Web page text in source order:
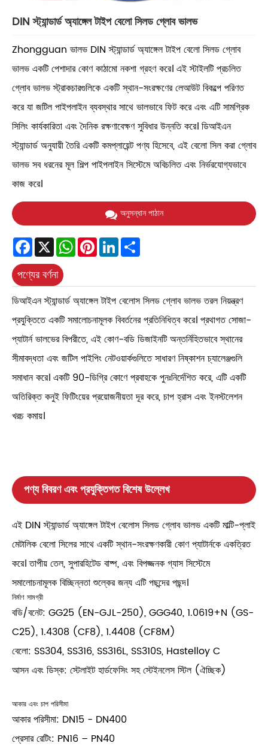
DIN স্ট্যান্ডার্ড অ্যাঙ্গেল টাইপ বেলো সিলড গ্লোব ভালভ
Zhongguan ভালভ DIN স্ট্যান্ডার্ড অ্যাঙ্গেল টাইপ বেলো সিলড গ্লোব
ভালভ একটি পেশাদার কোণ কাঠামো নকশা গ্রহণ করে। এই স্টাইলটি প্রচলিত
গ্লোব ভালভ স্ট্রাকচারগুলিকে একটি স্থান-সংরক্ষণের লেআউট বিকল্পে পরিণত
করে যা জটিল পাইপলাইন ব্যবস্থার সাথে ভালভাবে ফিট করে এবং এটি সামগ্রিক
সিলিং কার্যকারিতা এবং দৈনিক রক্ষণাবেক্ষণ সুবিধার উন্নতি করে। ডিআইএন
স্ট্যান্ডার্ড অনুযায়ী তৈরি একটি কমপ্লায়েন্ট পণ্য হিসেবে, এই বেলো সিল করা গ্লোব
ভালভ সব ধরনের মূল শিল্প পাইপলাইন সিস্টেমে অবিচলিত এবং নির্ভরযোগ্যভাবে
কাজ করে।
অনুসন্ধান পাঠান
Facebook
X WhatsAppPinterestLinkedIn
পণ্যের বর্ণনা
ডিআইএন স্ট্যান্ডার্ড অ্যাঙ্গেল টাইপ বেলোস সিলড গ্লোব ভালভ তরল নিয়ন্ত্রণ
প্রযুক্তিতে একটি সমালোচনামূলক বিবর্তনের প্রতিনিধিত্ব করে। প্রথাগত সোজা-
প্যাটার্ন ভালভের বিপরীতে, এই কোণ-বডি ডিজাইনটি অন্তর্নিহিতভাবে স্থানের
সীমাবদ্ধতা এবং জটিল পাইপিং নেটওয়ার্কগুলিতে সাধারণ নিষ্কাশন চ্যালেঞ্জগুলি
সমাধান করে। একটি 90-ডিগ্রি কোণে প্রবাহকে পুনঃনির্দেশিত করে, এটি একটি
অতিরিক্ত কনুই ফিটিংয়ের প্রয়োজনীয়তা দূর করে, চাপ হ্রাস এবং ইনস্টলেশন
খরচ কমায়।
পণ্য বিবরণ এবং প্রযুক্তিগত বিশেষ উল্লেখ
এই DIN স্ট্যান্ডার্ড অ্যাঙ্গেল টাইপ বেলোস সিলড গ্লোব ভালভ একটি মাল্টি-প্লাই
মেটালিক বেলো সিলের সাথে একটি স্থান-সংরক্ষণকারী কোণ প্যাটার্নকে একত্রিত
করে। তাপীয় তেল, সুপারহিটেড বাষ্প, এবং বিপজ্জনক গ্যাস সিস্টেমে
সমালোচনামূলক বিচ্ছিন্নতা শুল্কের জন্য এটি পছন্দের পছন্দ।
নির্মাণ সামগ্রী
বডি/বনেট: GG25 (EN-GJL-250), GGG40, 1.0619+N (GS-
C25), 1.4308 (CF8), 1.4408 (CF8M)
বেলো: SS304, SS316, SS316L, SS310S, Hastelloy C
আসন এবং ডিস্ক: স্টেলাইট হার্ডফেসিং সহ স্টেইনলেস স্টিল (ঐচ্ছিক)
আকার এবং চাপ পরিসীমা
আকার পরিসীমা: DN15 - DN400
প্রেসার রেটিং: PN16 – PN40